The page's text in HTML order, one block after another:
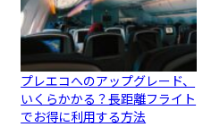
プレエコへのアップグレード、
いくらかかる？長距離フライト
でお得に利用する方法